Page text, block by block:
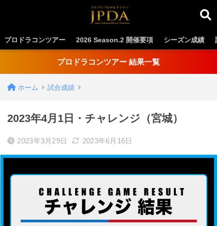
プロドラコンツアー 2026 Season.2 開催要項 シーズン成績
プロドラコンツアー 結果一覧
ホーム 試合成績
2023年4月1日・チャレンジ（宮城）
2023年3月29日 2023年6月16日